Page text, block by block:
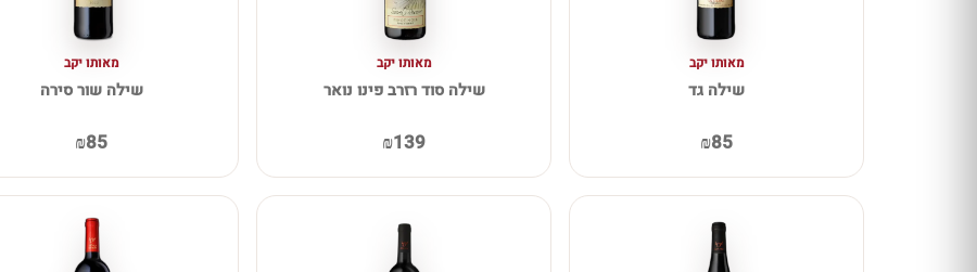
מאותו יקב
שילה גד
₪85
מאותו יקב
שילה סוד רזרב פינו נואר
₪139
מאותו יקב
שילה שור סירה
₪85